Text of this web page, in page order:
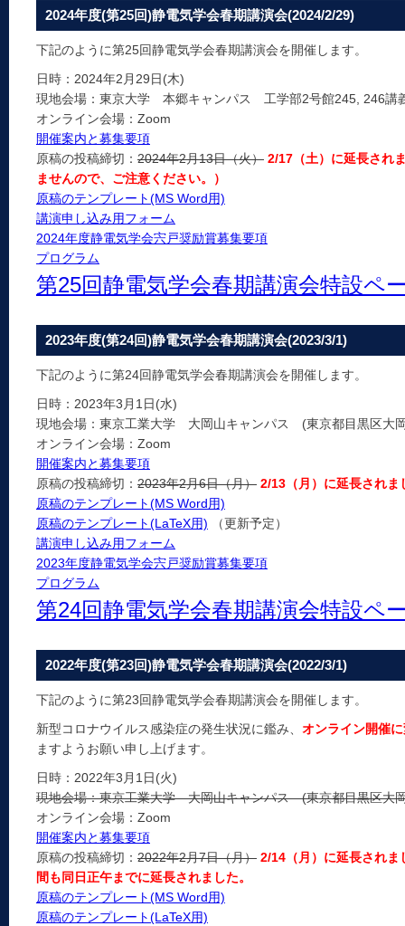
2024年度(第25回)静電気学会春期講演会(2024/2/29)
下記のように第25回静電気学会春期講演会を開催します。
日時：2024年2月29日(木)
現地会場：東京大学 本郷キャンパス 工学部2号館245, 246
オンライン会場：Zoom
開催案内と募集要項
原稿の投稿締切： 2024年2月13日（火） 2/17（土）に延長され
ませんので、ご注意ください。）
原稿のテンプレート(MS Word用)
講演申し込み用フォーム
2024年度静電気学会宍戸奨励賞募集要項
プログラム
第25回静電気学会春期講演会特設ペ
2023年度(第24回)静電気学会春期講演会(2023/3/1)
下記のように第24回静電気学会春期講演会を開催します。
日時：2023年3月1日(水)
現地会場：東京工業大学 大岡山キャンパス (東京都目黒区大
オンライン会場：Zoom
開催案内と募集要項
原稿の投稿締切： 2023年2月6日（月） 2/13（月）に延長されま
原稿のテンプレート(MS Word用)
原稿のテンプレート(LaTeX用) （更新予定）
講演申し込み用フォーム
2023年度静電気学会宍戸奨励賞募集要項
プログラム
第24回静電気学会春期講演会特設ペ
2022年度(第23回)静電気学会春期講演会(2022/3/1)
下記のように第23回静電気学会春期講演会を開催します。
新型コロナウイルス感染症の発生状況に鑑み、 オンライン開催
ますようお願い申し上げます。
日時：2022年3月1日(火)
現地会場：東京工業大学 大岡山キャンパス (東京都目黒区大
オンライン会場：Zoom
開催案内と募集要項
原稿の投稿締切： 2022年2月7日（月） 2/14（月）に延長されま
間も同日正午までに延長されました。
原稿のテンプレート(MS Word用)
原稿のテンプレート(LaTeX用)